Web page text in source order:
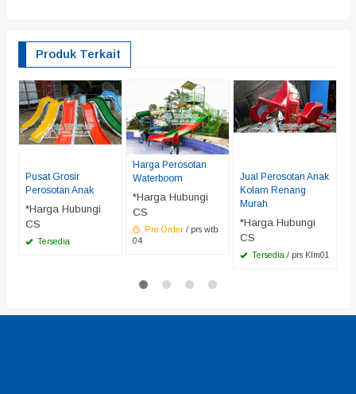
Produk Terkait
Pusat Grosir
Perosotan Anak
*Harga Hubungi
CS
Tersedia
Harga Perosotan
Waterboom
*Harga Hubungi
CS
Pre Order / prs wtb
04
Jual Perosotan Anak
Kolam Renang
Murah
*Harga Hubungi
CS
Tersedia / prs Klm01